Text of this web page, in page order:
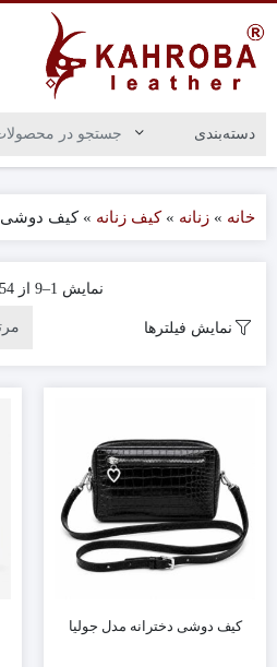
خانه » زنانه »کیف زنانه »کیف دوشی
نمایش 1–9 از 54 نتیجه
نمایش فیلترها
کیف دوشی دخترانه مدل جولیا